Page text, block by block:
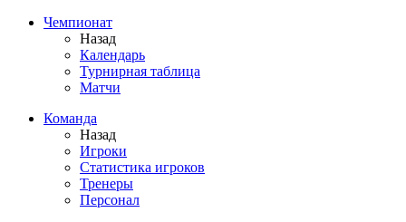
Чемпионат
Назад
Календарь
Турнирная таблица
Матчи
Команда
Назад
Игроки
Статистика игроков
Тренеры
Персонал